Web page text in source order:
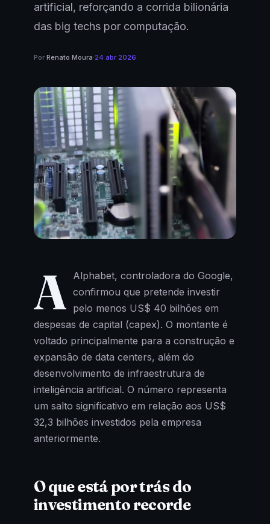
artificial, reforçando a corrida bilionária
das big techs por computação.
Por Renato Moura·24 abr 2026
A Alphabet, controladora do Google,
confirmou que pretende investir
pelo menos US$ 40 bilhões em
despesas de capital (capex). O montante é
voltado principalmente para a construção e
expansão de data centers, além do
desenvolvimento de infraestrutura de
inteligência artificial. O número representa
um salto significativo em relação aos US$
32,3 bilhões investidos pela empresa
anteriormente.
O que está por trás do
investimento recorde